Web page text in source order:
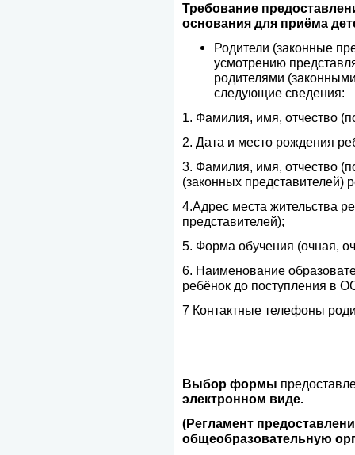
Требование
основания для приёма
Родители (законные
усмотрению
родителями
следующие сведения:
1. Фамилия, имя, отчество
2. Дата и место рождения
3. Фамилия, имя, отчество
(законных представителей)
4.Адрес места жительства
представителей);
5. Форма обучения (очная,
6. Наименование
ребёнок до поступления в
7 Контактные телефоны
Выбор формы
электронном виде.
(Регламент
общеобразовательную